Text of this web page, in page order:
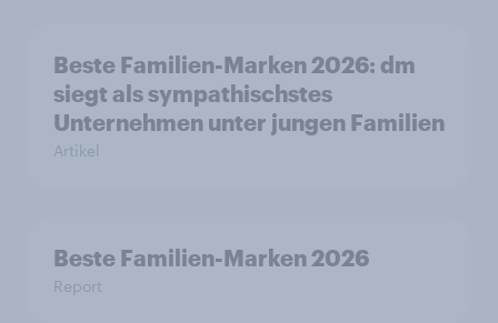
Beste Familien-Marken 2026: dm
siegt als sympathischstes
Unternehmen unter jungen Familien
Artikel
Beste Familien-Marken 2026
Report